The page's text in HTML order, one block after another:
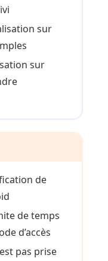
sur
sur
de
de temps
d’accès
pas prise